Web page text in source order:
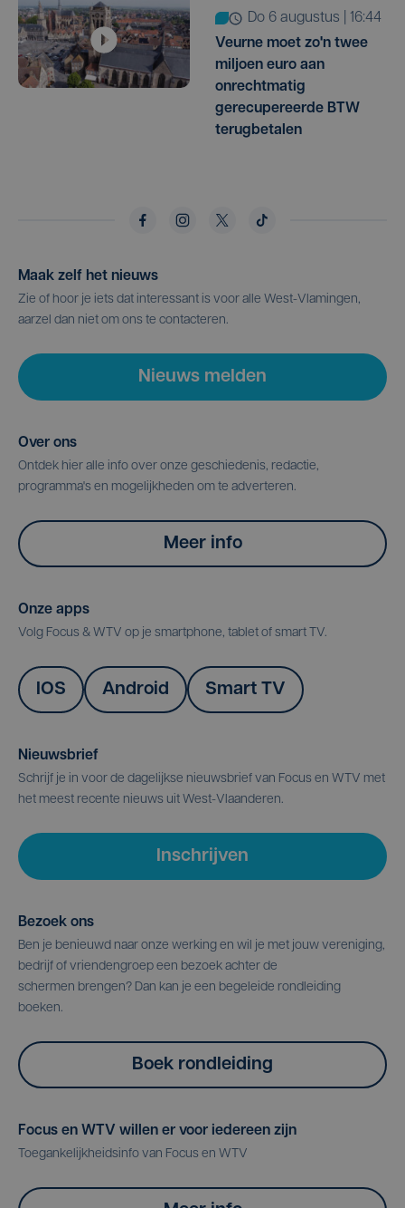
do 6 augustus | 16:44
Veurne moet zo'n twee
miljoen euro aan
onrechtmatig
gerecupereerde BTW
terugbetalen
Maak zelf het nieuws
Zie of hoor je iets dat interessant is voor alle West-Vlamingen,
aarzel dan niet om ons te contacteren.
Nieuws melden
Over ons
Ontdek hier alle info over onze geschiedenis, redactie,
programma's en mogelijkheden om te adverteren.
Meer info
Onze apps
Volg Focus & WTV op je smartphone, tablet of smart TV.
IOS Android Smart TV
Nieuwsbrief
Schrijf je in voor de dagelijkse nieuwsbrief van Focus en WTV met
het meest recente nieuws uit West-Vlaanderen.
Inschrijven
Bezoek ons
Ben je benieuwd naar onze werking en wil je met jouw vereniging,
bedrijf of vriendengroep een bezoek achter de
schermen brengen? Dan kan je een begeleide rondleiding
boeken.
Boek rondleiding
Focus en WTV willen er voor iedereen zijn
Toegankelijkheidsinfo van Focus en WTV